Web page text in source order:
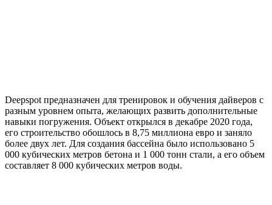
Deepspot предназначен для тренировок и обучения дайверов с
разным уровнем опыта, желающих развить дополнительные
навыки погружения. Объект открылся в декабре 2020 года,
его строительство обошлось в 8,75 миллиона евро и заняло
более двух лет. Для создания бассейна было использовано 5
000 кубических метров бетона и 1 000 тонн стали, а его объем
составляет 8 000 кубических метров воды.